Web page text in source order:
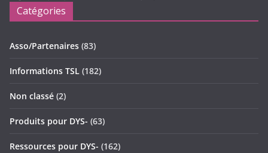
Catégories
Asso/Partenaires (83)
Informations TSL (182)
Non classé (2)
Produits pour DYS- (63)
Ressources pour DYS- (162)